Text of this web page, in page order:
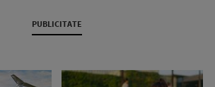
PUBLICITATE